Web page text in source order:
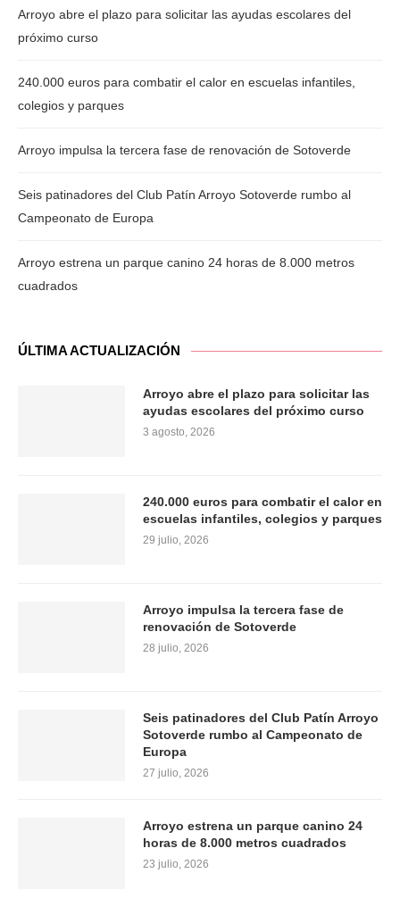
Arroyo abre el plazo para solicitar las ayudas escolares del
próximo curso
240.000 euros para combatir el calor en escuelas infantiles,
colegios y parques
Arroyo impulsa la tercera fase de renovación de Sotoverde
Seis patinadores del Club Patín Arroyo Sotoverde rumbo al
Campeonato de Europa
Arroyo estrena un parque canino 24 horas de 8.000 metros
cuadrados
ÚLTIMA ACTUALIZACIÓN
Arroyo abre el plazo para solicitar las
ayudas escolares del próximo curso
3 agosto, 2026
240.000 euros para combatir el calor en
escuelas infantiles, colegios y parques
29 julio, 2026
Arroyo impulsa la tercera fase de
renovación de Sotoverde
28 julio, 2026
Seis patinadores del Club Patín Arroyo
Sotoverde rumbo al Campeonato de
Europa
27 julio, 2026
Arroyo estrena un parque canino 24
horas de 8.000 metros cuadrados
23 julio, 2026